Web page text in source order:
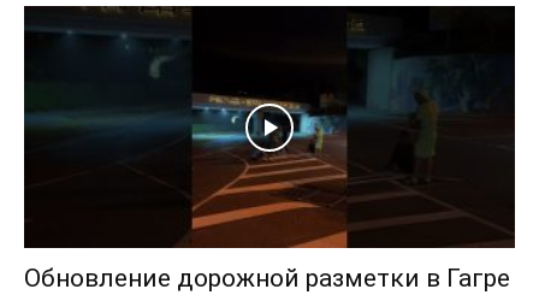
Обновление дорожной разметки в Гагре